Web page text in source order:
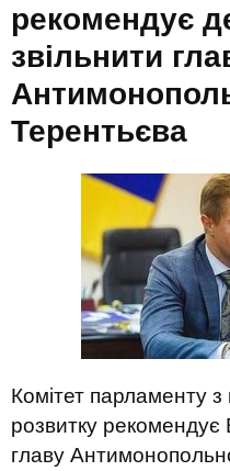
рекомендує
звільнити
Терентьєва
Комітет парламенту з
розвитку рекомендує
главу